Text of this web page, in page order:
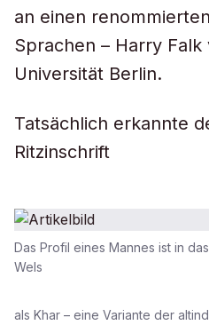
an einen
Sprachen – Harry
Universität Berlin.
Tatsächlich erkannte
Ritzinschrift
Das Profil eines Mannes ist in
Wels
als Khar – eine Variante der